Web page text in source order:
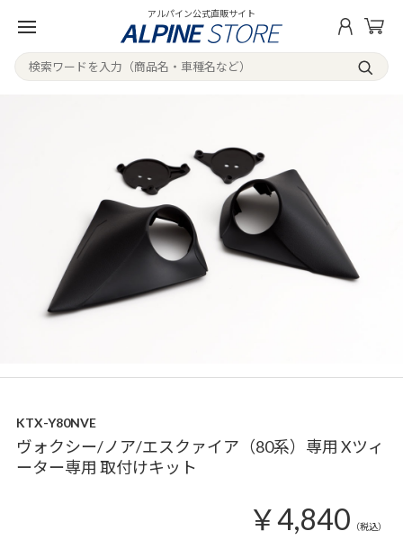
アルパイン公式直販サイト
KTX-Y80NVE
ヴォクシー/ノア/エスクァイア（80系）専用 Xツィ
ーター専用 取付けキット
￥4,840 （税込）